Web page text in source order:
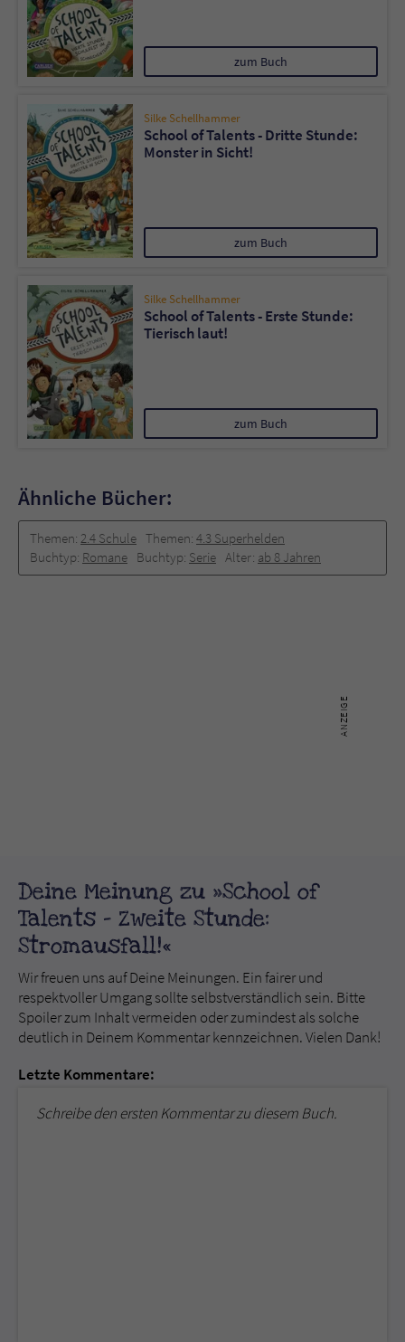
zum Buch
Silke Schellhammer
School of Talents - Dritte Stunde:
Monster in Sicht!
zum Buch
Silke Schellhammer
School of Talents - Erste Stunde:
Tierisch laut!
zum Buch
Ähnliche Bücher:
Themen: 2.4 Schule Themen: 4.3 Superhelden
Buchtyp: Romane Buchtyp: Serie Alter: ab 8 Jahren
Deine Meinung zu »School of
Talents - Zweite Stunde:
Stromausfall!«
Wir freuen uns auf Deine Meinungen. Ein fairer und
respektvoller Umgang sollte selbstverständlich sein. Bitte
Spoiler zum Inhalt vermeiden oder zumindest als solche
deutlich in Deinem Kommentar kennzeichnen. Vielen Dank!
Letzte Kommentare:
Schreibe den ersten Kommentar zu diesem Buch.